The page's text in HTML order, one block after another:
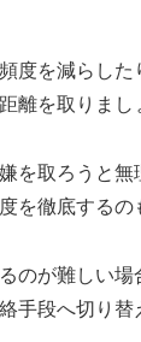
度を減らした
離を取りまし
を取ろうと
を徹底するの
のが難しい場
手段へ切り替